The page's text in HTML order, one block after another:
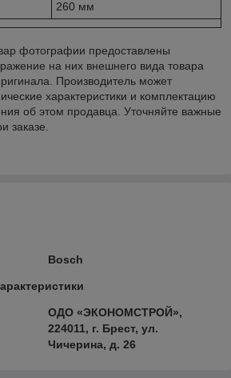
260 мм
фотографии предоставлены
на них внешнего вида товара
Производитель может
характеристики и комплектацию
об этом продавца. Уточняйте важные
заказе.
Bosch
ОДО «ЭКОНОМСТРОЙ»,
224011, г. Брест, ул.
Чичерина, д. 26